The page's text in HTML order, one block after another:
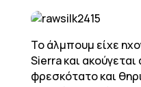
Το άλμπουμ είχε
Sierra και
φρεσκότατο και